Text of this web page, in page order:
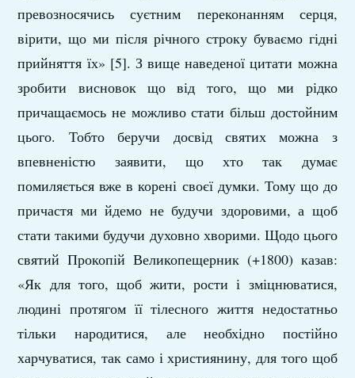
превозносячись суєтним переконанням серця,
вірити, що ми після річного строку буваємо гідні
прийняття їх» [5]. З вище наведеної цитати можна
зробити висновок що від того, що ми рідко
причащаємось не можливо стати більш достойним
цього. Тобто беручи досвід святих можна з
впевненістю заявити, що хто так думає
помиляється вже в корені своєї думки. Тому що до
причастя ми йдемо не будучи здоровими, а щоб
стати такими будучи духовно хворими. Щодо цього
святий Прокопій Великопещерник (+1800) казав:
«Як для того, щоб жити, рости і зміцнюватися,
людині протягом її тілесного життя недостатньо
тільки народитися, але необхідно постійно
харчуватися, так само і християнину, для того щоб